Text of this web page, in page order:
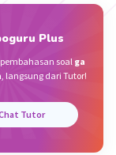
dan
Plus
soalga
, langsung dari Tutor!
Tutor